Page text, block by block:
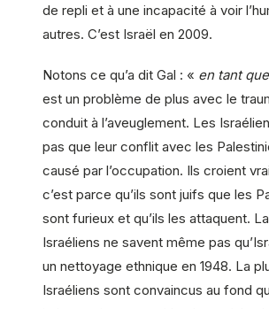
de repli et à une incapacité à voir
autres. C’est Israël en 2009.
Notons ce qu’a dit Gal : « en tant
est un problème de plus avec le
conduit à l’aveuglement. Les
pas que leur conflit avec les
causé par l’occupation. Ils croient
c’est parce qu’ils sont juifs que les
sont furieux et qu’ils les attaquent.
Israéliens ne savent même pas
un nettoyage ethnique en 1948. La
Israéliens sont convaincus au fond